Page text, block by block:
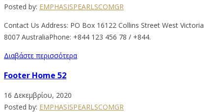
Posted by: EMPHASISPEARLSCOMGR
Contact Us Address: PO Box 16122 Collins Street West Victoria
8007 AustraliaPhone: +844 123 456 78 / +844.
Διαβάστε περισσότερα
Footer Home 52
16 Δεκεμβρίου, 2020
Posted by: EMPHASISPEARLSCOMGR